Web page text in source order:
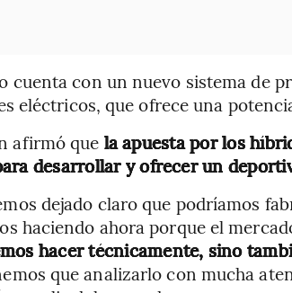
cuenta con un nuevo sistema de
eléctricos, que ofrece una
afirmó que la apuesta por los
desarrollar y ofrecer un
dejado claro que podríamos
haciendo ahora porque el
hacer técnicamente, sino
que analizarlo con mucha